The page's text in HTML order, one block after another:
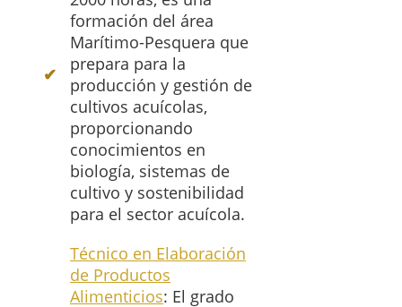
formación del área
Marítimo-Pesquera que
prepara para la
producción y gestión de
cultivos acuícolas,
proporcionando
conocimientos en
biología, sistemas de
cultivo y sostenibilidad
para el sector acuícola.
Técnico en Elaboración
de Productos
Alimenticios: El grado